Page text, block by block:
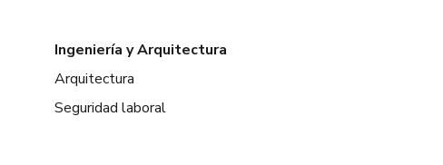
Ingeniería y Arquitectura
Arquitectura
Seguridad laboral